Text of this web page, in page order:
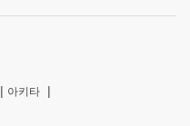
아키타